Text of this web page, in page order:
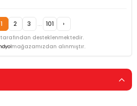
tarafından desteklenmektedir.
1 2 3 ... 101 ›
mağazamızdan alınmıştır.